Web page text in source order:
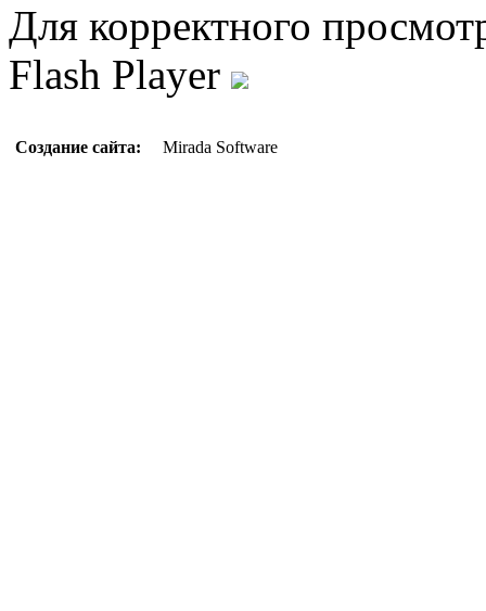
Для корректного
Flash Player
Создание сайта: Mirada Software